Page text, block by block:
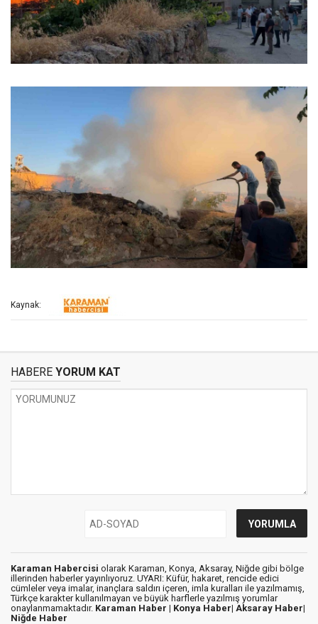
Kaynak:
HABERE YORUM KAT
Karaman Habercisi olarak Karaman, Konya, Aksaray, Niğde gibi bölge
illerinden haberler yayınlıyoruz. UYARI: Küfür, hakaret, rencide edici
cümleler veya imalar, inançlara saldırı içeren, imla kuralları ile yazılmamış,
Türkçe karakter kullanılmayan ve büyük harflerle yazılmış yorumlar
onaylanmamaktadır. Karaman Haber | Konya Haber| Aksaray Haber|
Niğde Haber